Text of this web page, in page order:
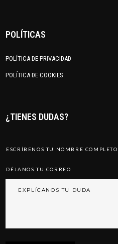
POLÍTICAS
POLÍTICA DE PRIVACIDAD
POLÍTICA DE COOKIES
¿TIENES DUDAS?